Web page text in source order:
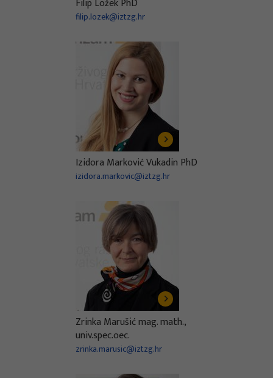
Filip Ložek PhD
filip.lozek@iztzg.hr
Izidora Marković Vukadin PhD
izidora.markovic@iztzg.hr
Zrinka Marušić mag. math.,
univ.spec.oec.
zrinka.marusic@iztzg.hr